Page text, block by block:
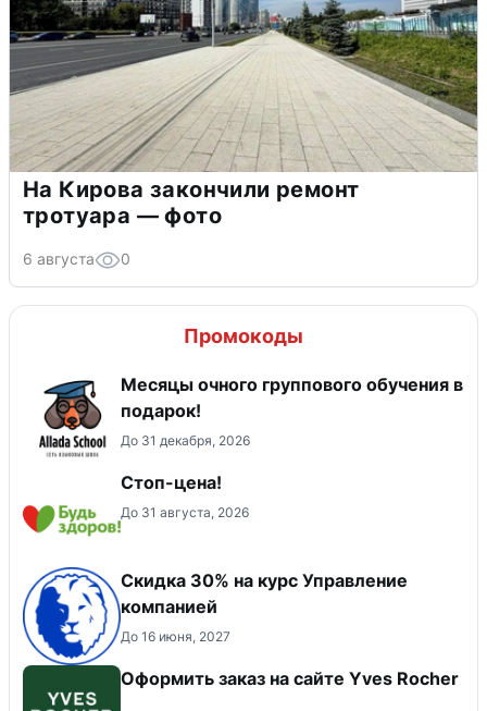
На Кирова закончили ремонт
тротуара — фото
6 августа 0
Промокоды
Месяцы очного группового обучения в
подарок!
До 31 декабря, 2026
Стоп-цена!
До 31 августа, 2026
Скидка 30% на курс Управление
компанией
До 16 июня, 2027
Оформить заказ на сайте Yves Rocher